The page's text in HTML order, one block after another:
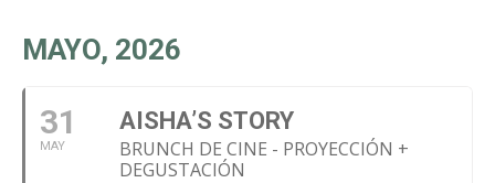
MAYO, 2026
31
MAY
AISHA’S STORY
BRUNCH DE CINE - PROYECCIÓN +
DEGUSTACIÓN